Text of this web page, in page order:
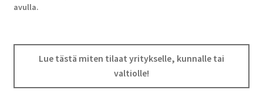
avulla.
Lue tästä miten tilaat yritykselle, kunnalle tai
valtiolle!